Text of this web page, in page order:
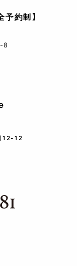
約制】
8
12-12